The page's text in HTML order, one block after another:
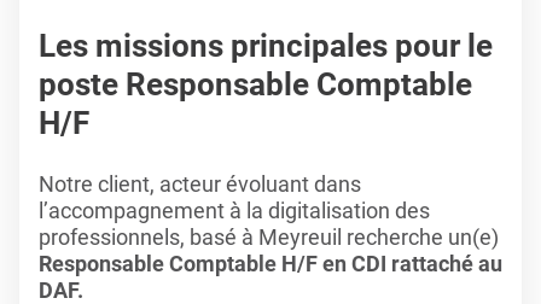
Les missions principales pour le
poste Responsable Comptable
H/F
Notre client, acteur évoluant dans
l’accompagnement à la digitalisation des
professionnels, basé à Meyreuil recherche un(e)
Responsable Comptable H/F en CDI rattaché au
DAF.